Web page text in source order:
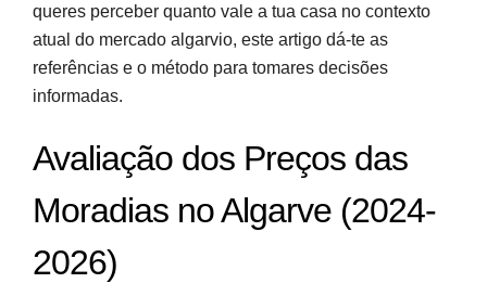
queres perceber quanto vale a tua casa no contexto
atual do mercado algarvio, este artigo dá-te as
referências e o método para tomares decisões
informadas.
Avaliação dos Preços das
Moradias no Algarve (2024-
2026)